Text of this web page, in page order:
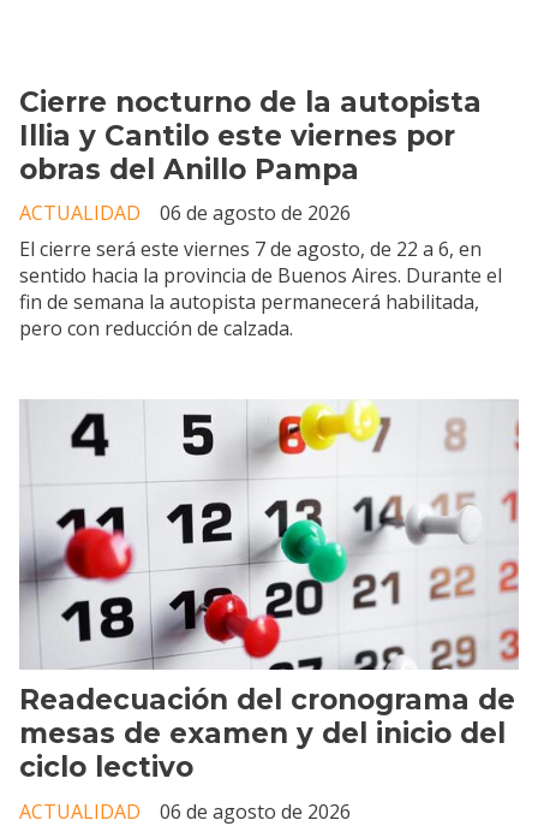
Cierre nocturno de la autopista
Illia y Cantilo este viernes por
obras del Anillo Pampa
ACTUALIDAD
06 de agosto de 2026
El cierre será este viernes 7 de agosto, de 22 a 6, en
sentido hacia la provincia de Buenos Aires. Durante el
fin de semana la autopista permanecerá habilitada,
pero con reducción de calzada.
Readecuación del cronograma de
mesas de examen y del inicio del
ciclo lectivo
ACTUALIDAD
06 de agosto de 2026